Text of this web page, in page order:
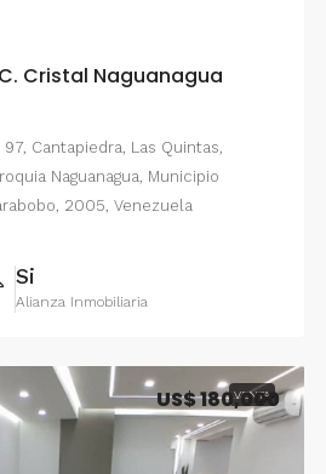
Cristal Naguanagua
Cantapiedra, Las Quintas,
Naguanagua, Municipio
2005, Venezuela
Si
Alianza Inmobiliaria
VENTA
US$ 180,000